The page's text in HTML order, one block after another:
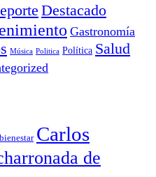
Destacado
Gastronomía
Música Politica Política Salud
bienestar Carlos
de